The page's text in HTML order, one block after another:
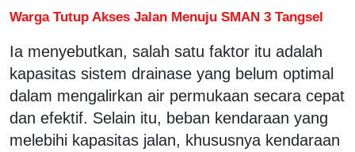
Warga Tutup Akses Jalan Menuju SMAN 3 Tangsel
Ia menyebutkan, salah satu faktor itu adalah
kapasitas sistem drainase yang belum optimal
dalam mengalirkan air permukaan secara cepat
dan efektif. Selain itu, beban kendaraan yang
melebihi kapasitas jalan, khususnya kendaraan